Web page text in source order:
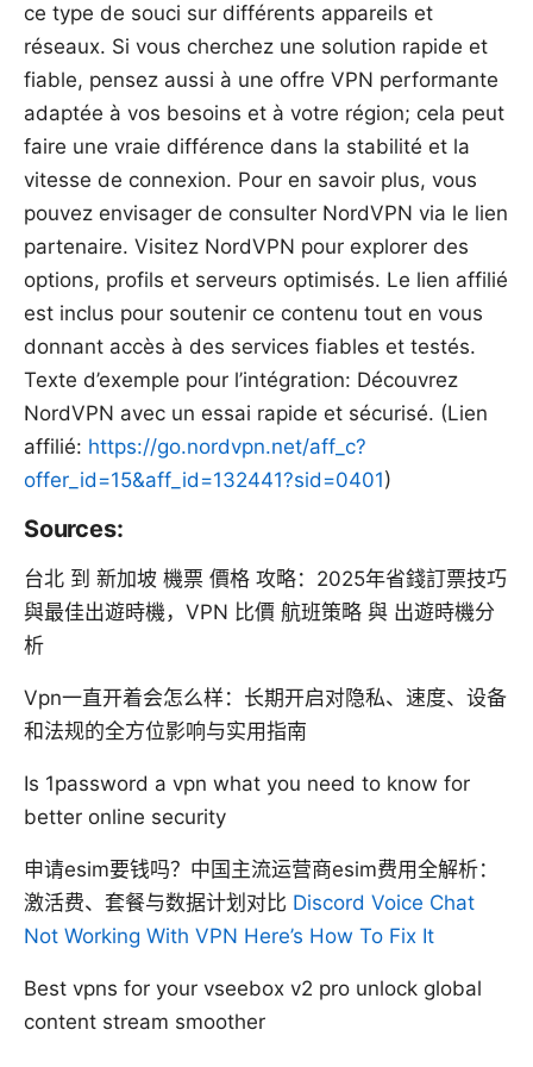
ce type de souci sur différents appareils et
réseaux. Si vous cherchez une solution rapide et
fiable, pensez aussi à une offre VPN performante
adaptée à vos besoins et à votre région; cela peut
faire une vraie différence dans la stabilité et la
vitesse de connexion. Pour en savoir plus, vous
pouvez envisager de consulter NordVPN via le lien
partenaire. Visitez NordVPN pour explorer des
options, profils et serveurs optimisés. Le lien affilié
est inclus pour soutenir ce contenu tout en vous
donnant accès à des services fiables et testés.
Texte d’exemple pour l’intégration: Découvrez
NordVPN avec un essai rapide et sécurisé. (Lien
affilié: https://go.nordvpn.net/aff_c?
offer_id=15&aff_id=132441?sid=0401)
Sources:
台北 到 新加坡 機票 價格 攻略：2025年省錢訂票技巧
與最佳出遊時機，VPN 比價 航班策略 與 出遊時機分
析
Vpn一直开着会怎么样：长期开启对隐私、速度、设备
和法规的全方位影响与实用指南
Is 1password a vpn what you need to know for
better online security
申请esim要钱吗？中国主流运营商esim费用全解析：
激活费、套餐与数据计划对比 Discord Voice Chat
Not Working With VPN Here’s How To Fix It
Best vpns for your vseebox v2 pro unlock global
content stream smoother